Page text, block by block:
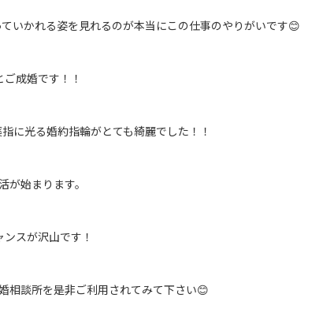
いかれる姿を見れるのが本当にこの仕事のやりがいです😊
成婚です！！
に光る婚約指輪がとても綺麗でした！！
始まります。
スが沢山です！
相談所を是非ご利用されてみて下さい😊